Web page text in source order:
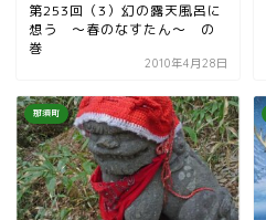
第253回（3）幻の露天風呂に
想う 〜春のなすたん〜 の
巻
2010年4月28日
那須町